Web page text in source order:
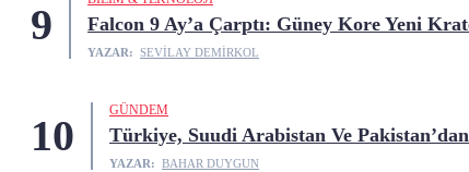
9 Falcon 9 Ay’a Çarptı: Güney Kore Yeni
YAZAR: SEVILAY DEMIRKOL
10
GÜNDEM
Türkiye, Suudi Arabistan Ve
YAZAR: BAHAR DUYGUN